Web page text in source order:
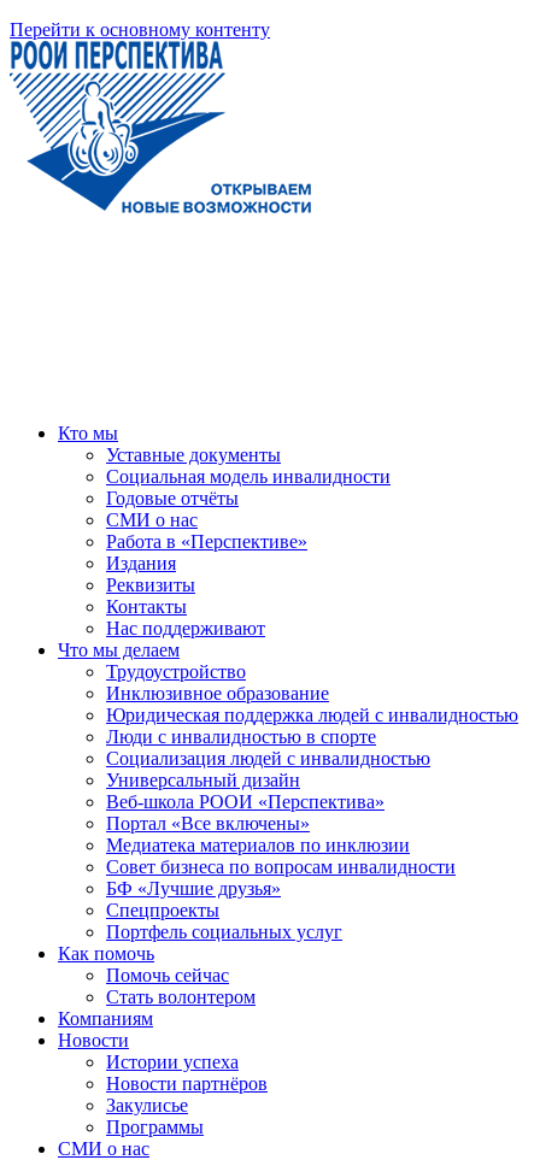
Перейти к основному контенту
Кто мы
Уставные документы
Социальная модель инвалидности
Годовые отчёты
СМИ о нас
Работа в «Перспективе»
Издания
Реквизиты
Контакты
Нас поддерживают
Что мы делаем
Трудоустройство
Инклюзивное образование
Юридическая поддержка людей с инвалидностью
Люди с инвалидностью в спорте
Социализация людей с инвалидностью
Универсальный дизайн
Веб-школа РООИ «Перспектива»
Портал «Все включены»
Медиатека материалов по инклюзии
Совет бизнеса по вопросам инвалидности
БФ «Лучшие друзья»
Спецпроекты
Портфель социальных услуг
Как помочь
Помочь сейчас
Стать волонтером
Компаниям
Новости
Истории успеха
Новости партнёров
Закулисье
Программы
СМИ о нас